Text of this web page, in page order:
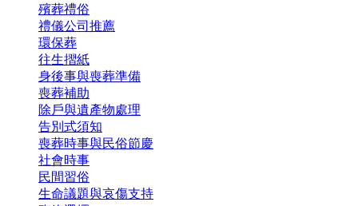
殯葬禮俗
禮儀公司推薦
環保葬
往生摺紙
身後事與喪葬準備
喪葬補助
除戶與遺產物處理
告別式須知
喪葬時事與民俗節慶
社會時事
民間習俗
生命議題與哀傷支持